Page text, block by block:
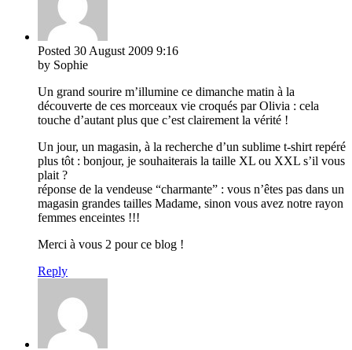
Posted 30 August 2009 9:16
by Sophie
Un grand sourire m’illumine ce dimanche matin à la
découverte de ces morceaux vie croqués par Olivia : cela
touche d’autant plus que c’est clairement la vérité !
Un jour, un magasin, à la recherche d’un sublime t-shirt repéré
plus tôt : bonjour, je souhaiterais la taille XL ou XXL s’il vous
plait ?
réponse de la vendeuse “charmante” : vous n’êtes pas dans un
magasin grandes tailles Madame, sinon vous avez notre rayon
femmes enceintes !!!
Merci à vous 2 pour ce blog !
Reply